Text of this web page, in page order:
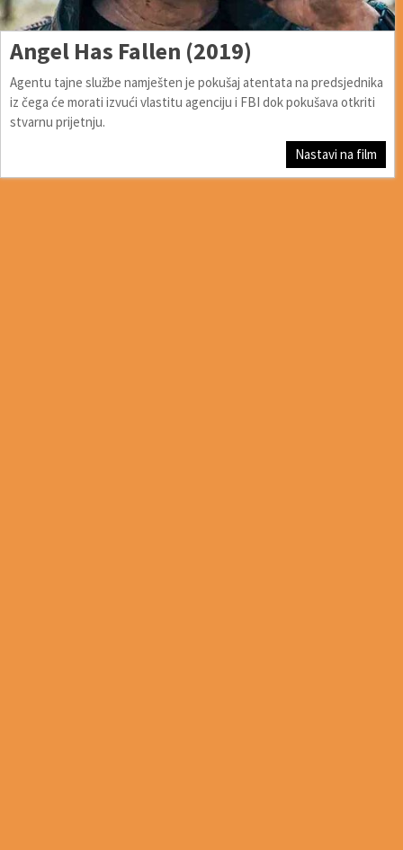
Angel Has Fallen (2019)
Agentu tajne službe namješten je pokušaj atentata na predsjednika
iz čega će morati izvući vlastitu agenciju i FBI dok pokušava otkriti
stvarnu prijetnju.
Nastavi na film